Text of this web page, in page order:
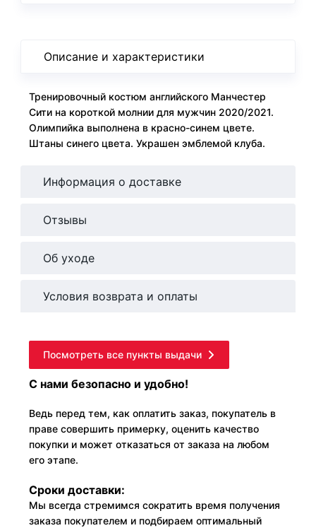
Описание и характеристики
Тренировочный костюм английского Манчестер
Сити на короткой молнии для мужчин 2020/2021.
Олимпийка выполнена в красно-синем цвете.
Штаны синего цвета. Украшен эмблемой клуба.
Информация о доставке
Отзывы
Об уходе
Условия возврата и оплаты
Посмотреть все пункты выдачи
С нами безопасно и удобно!
Ведь перед тем, как оплатить заказ, покупатель в
праве совершить примерку, оценить качество
покупки и может отказаться от заказа на любом
его этапе.
Сроки доставки:
Мы всегда стремимся сократить время получения
заказа покупателем и подбираем оптимальный